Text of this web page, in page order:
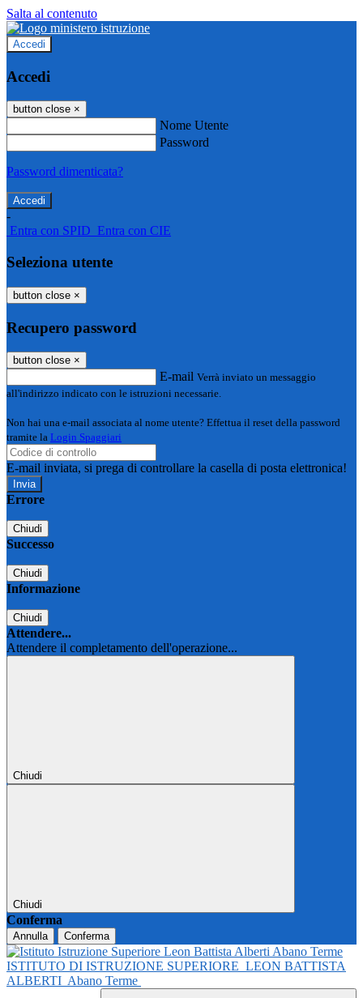
Salta al contenuto
Accedi
Accedi
button close ×
Nome Utente
Password
Password dimenticata?
-
Entra con SPID Entra con CIE
Seleziona utente
button close ×
Recupero password
button close ×
E-mail Verrà inviato un messaggio
all'indirizzo indicato con le istruzioni necessarie.
Non hai una e-mail associata al nome utente? Effettua il reset della password
tramite la Login Spaggiari
E-mail inviata, si prega di controllare la casella di posta elettronica!
Errore
Chiudi
Successo
Chiudi
Informazione
Chiudi
Attendere...
Attendere il completamento dell'operazione...
Chiudi
Chiudi
Conferma
Annulla Conferma
ISTITUTO DI ISTRUZIONE SUPERIORE LEON BATTISTA
ALBERTI Abano Terme